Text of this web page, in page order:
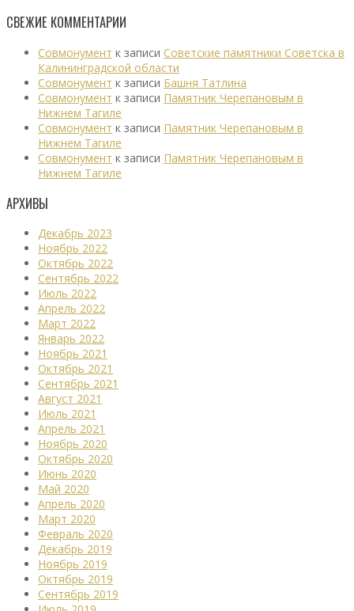
СВЕЖИЕ КОММЕНТАРИИ
Совмонумент к записи Советские памятники Советска в
Калининградской области
Совмонумент к записи Башня Татлина
Совмонумент к записи Памятник Черепановым в
Нижнем Тагиле
Совмонумент к записи Памятник Черепановым в
Нижнем Тагиле
Совмонумент к записи Памятник Черепановым в
Нижнем Тагиле
АРХИВЫ
Декабрь 2023
Ноябрь 2022
Октябрь 2022
Сентябрь 2022
Июль 2022
Апрель 2022
Март 2022
Январь 2022
Ноябрь 2021
Октябрь 2021
Сентябрь 2021
Август 2021
Июль 2021
Апрель 2021
Ноябрь 2020
Октябрь 2020
Июнь 2020
Май 2020
Апрель 2020
Март 2020
Февраль 2020
Декабрь 2019
Ноябрь 2019
Октябрь 2019
Сентябрь 2019